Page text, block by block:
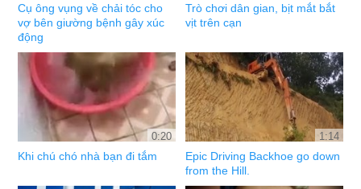
Cụ ông vụng về chải tóc cho
vợ bên giường bệnh gây xúc
động
Trò chơi dân gian, bịt mắt bắt
vịt trên cạn
0:20
Khi chú chó nhà bạn đi tắm
1:14
Epic Driving Backhoe go down
from the Hill.